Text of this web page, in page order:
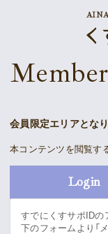
Schedule
Discography
会員限定エリアとな
本コンテンツを閲覧す
Login
すでにくすサポIDの
下のフォームより「